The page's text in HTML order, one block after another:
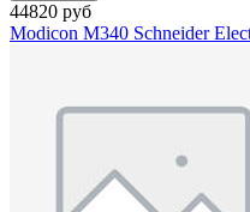
44820 руб
Modicon M340 Schneider